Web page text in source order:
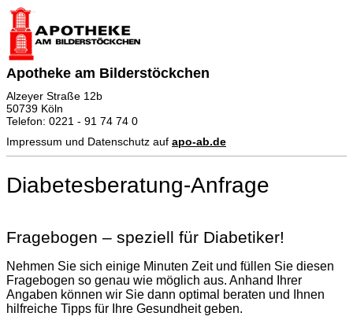
Apotheke am Bilderstöckchen
Alzeyer Straße 12b
50739 Köln
Telefon: 0221 - 91 74 74 0
Impressum und Datenschutz auf apo-ab.de
Diabetesberatung-Anfrage
Fragebogen – speziell für Diabetiker!
Nehmen Sie sich einige Minuten Zeit und füllen Sie diesen
Fragebogen so genau wie möglich aus. Anhand Ihrer
Angaben können wir Sie dann optimal beraten und Ihnen
hilfreiche Tipps für Ihre Gesundheit geben.